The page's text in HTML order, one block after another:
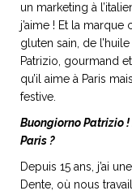
de
un marketing à
j’aime ! Et la
gluten sain, de
Patrizio, gourmand
qu’il aime à Paris
festive.
Buongiorno Patrizio
Paris ?
Depuis 15 ans, j’ai
Dente, où nous